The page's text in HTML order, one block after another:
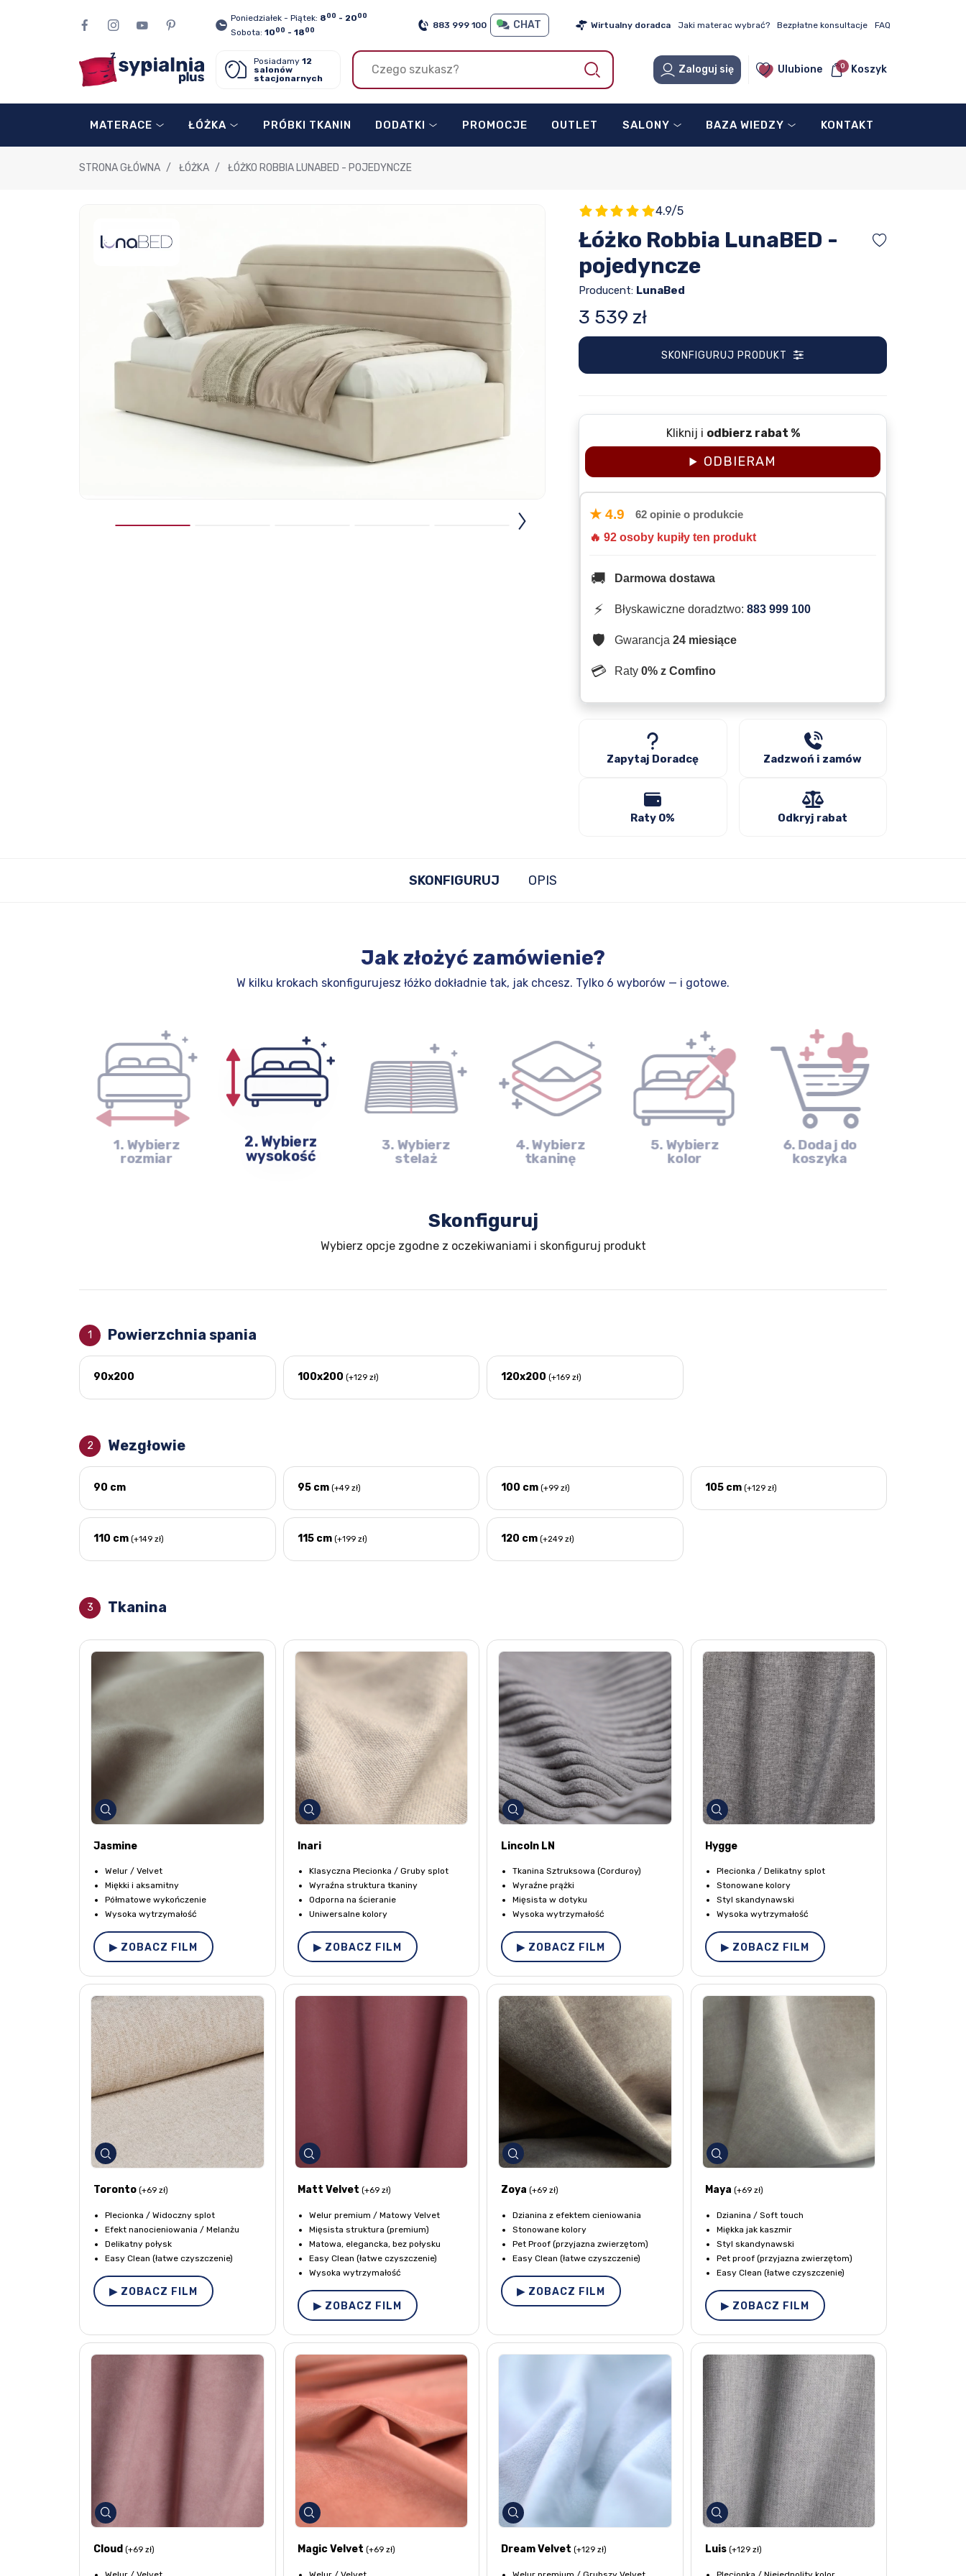
Poniedziałek - Piątek: 8 00 - 20 00
Sobota: 10 00 - 18 00 883 999 100 CHAT Wirtualny doradca Jaki materac wybrać? Bezpłatne konsultacje FAQ
Posiadamy 12
salonów
stacjonarnych
Zaloguj się Ulubione Koszyk
0
MATERACE ŁÓŻKA PRÓBKI TKANIN DODATKI PROMOCJE OUTLET SALONY BAZA WIEDZY KONTAKT
STRONA GŁÓWNA / ŁÓŻKA / ŁÓŻKO ROBBIA LUNABED - POJEDYNCZE
4.9/5
Łóżko Robbia LunaBED -
pojedyncze
Producent: LunaBed
3 539 zł
SKONFIGURUJ PRODUKT
Kliknij i odbierz rabat %
ODBIERAM
★ 4.9
62 opinie o produkcie
🔥 92 osoby kupiły ten produkt
🚚 Darmowa dostawa
⚡ Błyskawiczne doradztwo: 883 999 100
🛡️ Gwarancja 24 miesiące
💳 Raty 0% z Comfino
Zapytaj Doradcę Zadzwoń i zamów
Raty 0% Odkryj rabat
SKONFIGURUJ OPIS
Jak złożyć zamówienie?
W kilku krokach skonfigurujesz łóżko dokładnie tak, jak chcesz. Tylko 6 wyborów — i gotowe.
1. Wybierz
rozmiar
2. Wybierz
wysokość
3. Wybierz
stelaż
4. Wybierz
tkaninę
5. Wybierz
kolor
6. Dodaj do
koszyka
Skonfiguruj
Wybierz opcje zgodne z oczekiwaniami i skonfiguruj produkt
1 Powierzchnia spania
90x200 100x200 (+129 zł) 120x200 (+169 zł)
2 Wezgłowie
90 cm 95 cm (+49 zł) 100 cm (+99 zł) 105 cm (+129 zł)
110 cm (+149 zł) 115 cm (+199 zł) 120 cm (+249 zł)
3 Tkanina
Jasmine
Welur / Velvet
Miękki i aksamitny
Półmatowe wykończenie
Wysoka wytrzymałość
▶ ZOBACZ FILM
Inari
Klasyczna Plecionka / Gruby splot
Wyraźna struktura tkaniny
Odporna na ścieranie
Uniwersalne kolory
▶ ZOBACZ FILM
Lincoln LN
Tkanina Sztruksowa (Corduroy)
Wyraźne prążki
Mięsista w dotyku
Wysoka wytrzymałość
▶ ZOBACZ FILM
Hygge
Plecionka / Delikatny splot
Stonowane kolory
Styl skandynawski
Wysoka wytrzymałość
▶ ZOBACZ FILM
Toronto (+69 zł)
Plecionka / Widoczny splot
Efekt nanocieniowania / Melanżu
Delikatny połysk
Easy Clean (łatwe czyszczenie)
▶ ZOBACZ FILM
Matt Velvet (+69 zł)
Welur premium / Matowy Velvet
Mięsista struktura (premium)
Matowa, elegancka, bez połysku
Easy Clean (łatwe czyszczenie)
Wysoka wytrzymałość
▶ ZOBACZ FILM
Zoya (+69 zł)
Dzianina z efektem cieniowania
Stonowane kolory
Pet Proof (przyjazna zwierzętom)
Easy Clean (łatwe czyszczenie)
▶ ZOBACZ FILM
Maya (+69 zł)
Dzianina / Soft touch
Miękka jak kaszmir
Styl skandynawski
Pet proof (przyjazna zwierzętom)
Easy Clean (łatwe czyszczenie)
▶ ZOBACZ FILM
Cloud (+69 zł) Magic Velvet (+69 zł) Dream Velvet (+129 zł) Luis (+129 zł)